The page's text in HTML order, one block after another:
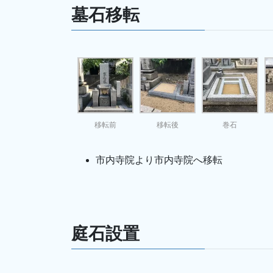
墓石移転
移転前 移転後 巻石
市内寺院より市内寺院へ移転
庭石設置